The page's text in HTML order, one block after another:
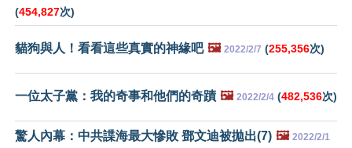
(454,827次)
貓狗與人！看看這些真實的神緣吧 🖼️ 2022/2/7 (255,356次)
一位太子黨：我的奇事和他們的奇蹟 🖼️ 2022/2/4 (482,536次)
驚人內幕：中共諜海最大慘敗 鄧文迪被拋出(7) 🖼️ 2022/2/1